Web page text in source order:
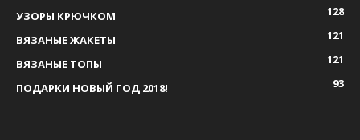
УЗОРЫ КРЮЧКОМ
128
ВЯЗАНЫЕ ЖАКЕТЫ
121
ВЯЗАНЫЕ ТОПЫ
121
ПОДАРКИ НОВЫЙ ГОД 2018!
93